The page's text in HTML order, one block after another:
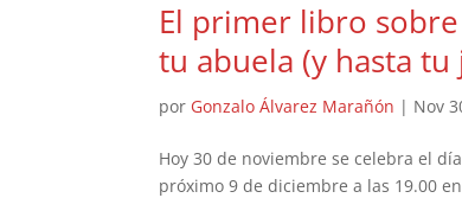
El primer libro
tu abuela (y hasta tu
por Gonzalo Álvarez Marañón | Nov
Hoy 30 de noviembre se celebra el
próximo 9 de diciembre a las 19.00